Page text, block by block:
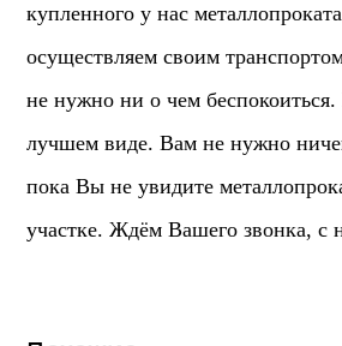
купленного у нас
осуществляем своим
не нужно ни о чем
лучшем виде. Вам не нужно
пока Вы не увидите
участке. Ждём Вашего звонка, с